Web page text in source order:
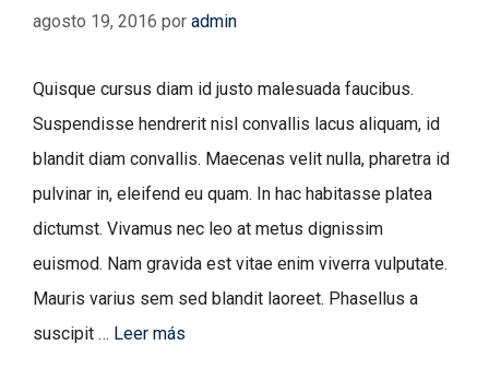
agosto 19, 2016 por admin
Quisque cursus diam id justo malesuada faucibus.
Suspendisse hendrerit nisl convallis lacus aliquam, id
blandit diam convallis. Maecenas velit nulla, pharetra id
pulvinar in, eleifend eu quam. In hac habitasse platea
dictumst. Vivamus nec leo at metus dignissim
euismod. Nam gravida est vitae enim viverra vulputate.
Mauris varius sem sed blandit laoreet. Phasellus a
suscipit … Leer más